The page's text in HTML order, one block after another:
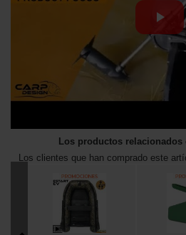
Los productos relacionados
Los clientes que han comprado este